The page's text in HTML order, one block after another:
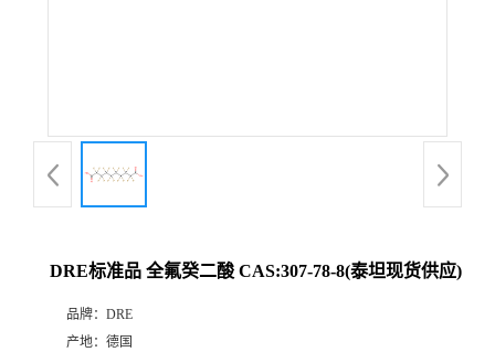
DRE标准品 全氟癸二酸 CAS:307-78-8(泰坦现货供应)
品牌： DRE
产地： 德国